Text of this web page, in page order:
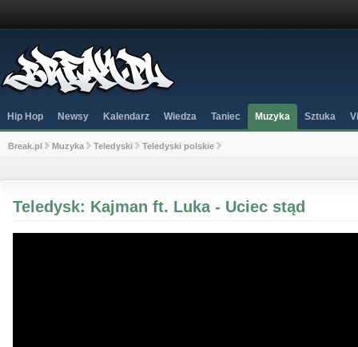
Hip Hop Newsy Kalendarz Wiedza Taniec Muzyka Sztuka
Break.pl Muzyka Teledyski Teledyski polskie
Teledysk: Kajman ft. Luka - Uciec stąd